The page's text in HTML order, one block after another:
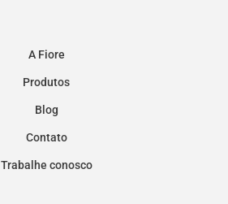
A Fiore
Produtos
Blog
Contato
Trabalhe conosco